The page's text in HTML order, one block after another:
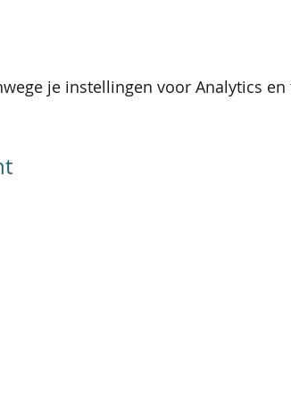
je instellingen voor Analytics